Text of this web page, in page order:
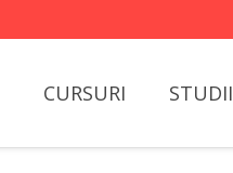
CURSURI STUDII